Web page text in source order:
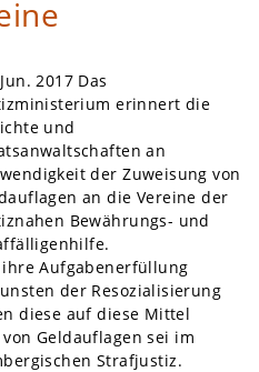
2017 Das
erinnert die
und
an
der Zuweisung von
an die Vereine der
Bewährungs- und
ihre Aufgabenerfüllung
der Resozialisierung
diese auf diese Mittel
Geldauflagen sei im
Strafjustiz.